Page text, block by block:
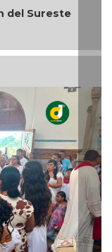
de árboles
ilegal